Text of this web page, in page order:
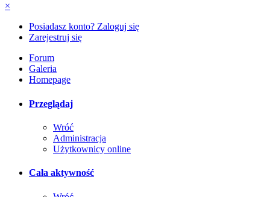
×
Posiadasz konto? Zaloguj się
Zarejestruj się
Forum
Galeria
Homepage
Przeglądaj
Wróć
Administracja
Użytkownicy online
Cała aktywność